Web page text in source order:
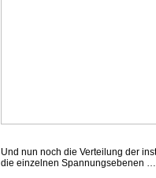
Und nun noch die Verteilung der
die einzelnen Spannungsebenen